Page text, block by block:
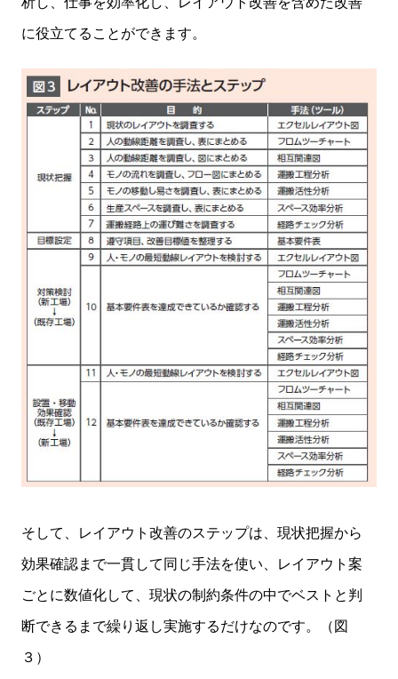
に役立てることができます。
そして、レイアウト改善のステップは、現状把握から
効果確認まで一貫して同じ手法を使い、レイアウト案
ごとに数値化して、現状の制約条件の中でベストと判
断できるまで繰り返し実施するだけなのです。（図
３）